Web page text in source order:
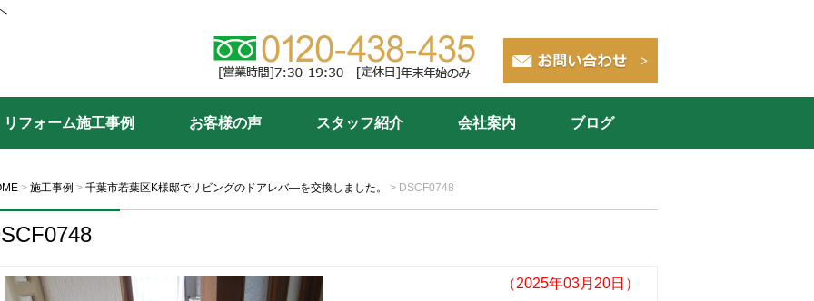
リフォーム施工事例 お客様の声 スタッフ紹介 会社案内 ブログ
> 施工事例 > 千葉市若葉区K様邸でリビングのドアレバ―を交換しました。 > DSCF0748
（2025年03月20日）